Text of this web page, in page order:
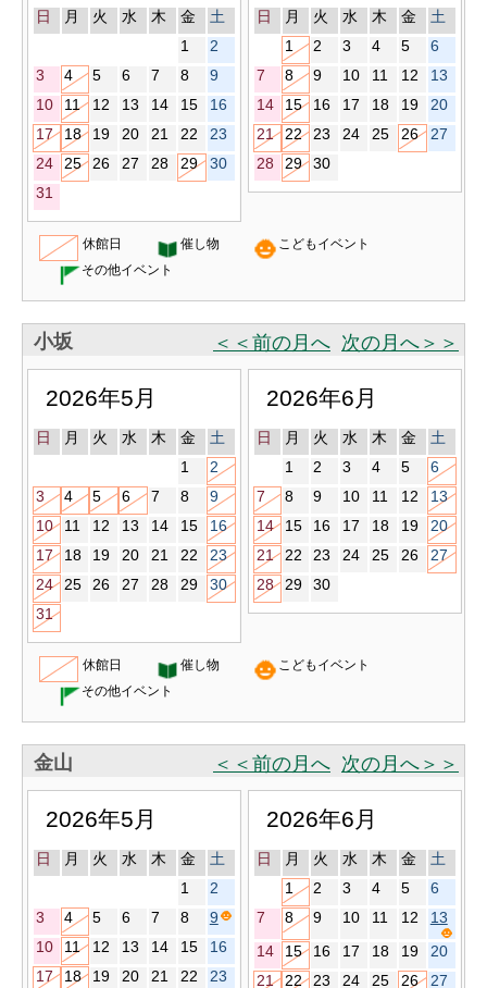
日 月 火 水 木 金
土
1
2
3
4 5 6 7 8
9
10
11 12 13 14 15
16
17
18 19 20 21 22
23
24
25 26 27 28 29
30
31
日 月 火 水 木 金
土
1
2 3 4 5
6
7
8 9 10 11 12
13
14
15 16 17 18 19
20
21
22 23 24 25 26
27
28
29 30
休館日 催し物
こどもイベント
その他イベント
小坂 ＜＜前の月へ 次の月へ＞＞
2026年5月
日 月 火 水 木 金
土
1
2
3
4 5 6 7 8
9
10
11 12 13 14 15
16
17
18 19 20 21 22
23
24
25 26 27 28 29
30
31
2026年6月
日 月 火 水 木 金
土
1
2 3 4 5
6
7
8 9 10 11 12
13
14
15 16 17 18 19
20
21
22 23 24 25 26
27
28
29 30
休館日 催し物
こどもイベント
その他イベント
金山 ＜＜前の月へ 次の月へ＞＞
2026年5月
日 月 火 水 木 金
土
1
2
3
4 5 6 7 8
9
10
11 12 13 14 15
16
17
18 19 20 21 22 23
2026年6月
日 月 火 水 木 金
土
1
2 3 4 5
6
7
8 9 10 11 12
13
14
15 16 17 18 19
20
21
22 23 24 25 26 27